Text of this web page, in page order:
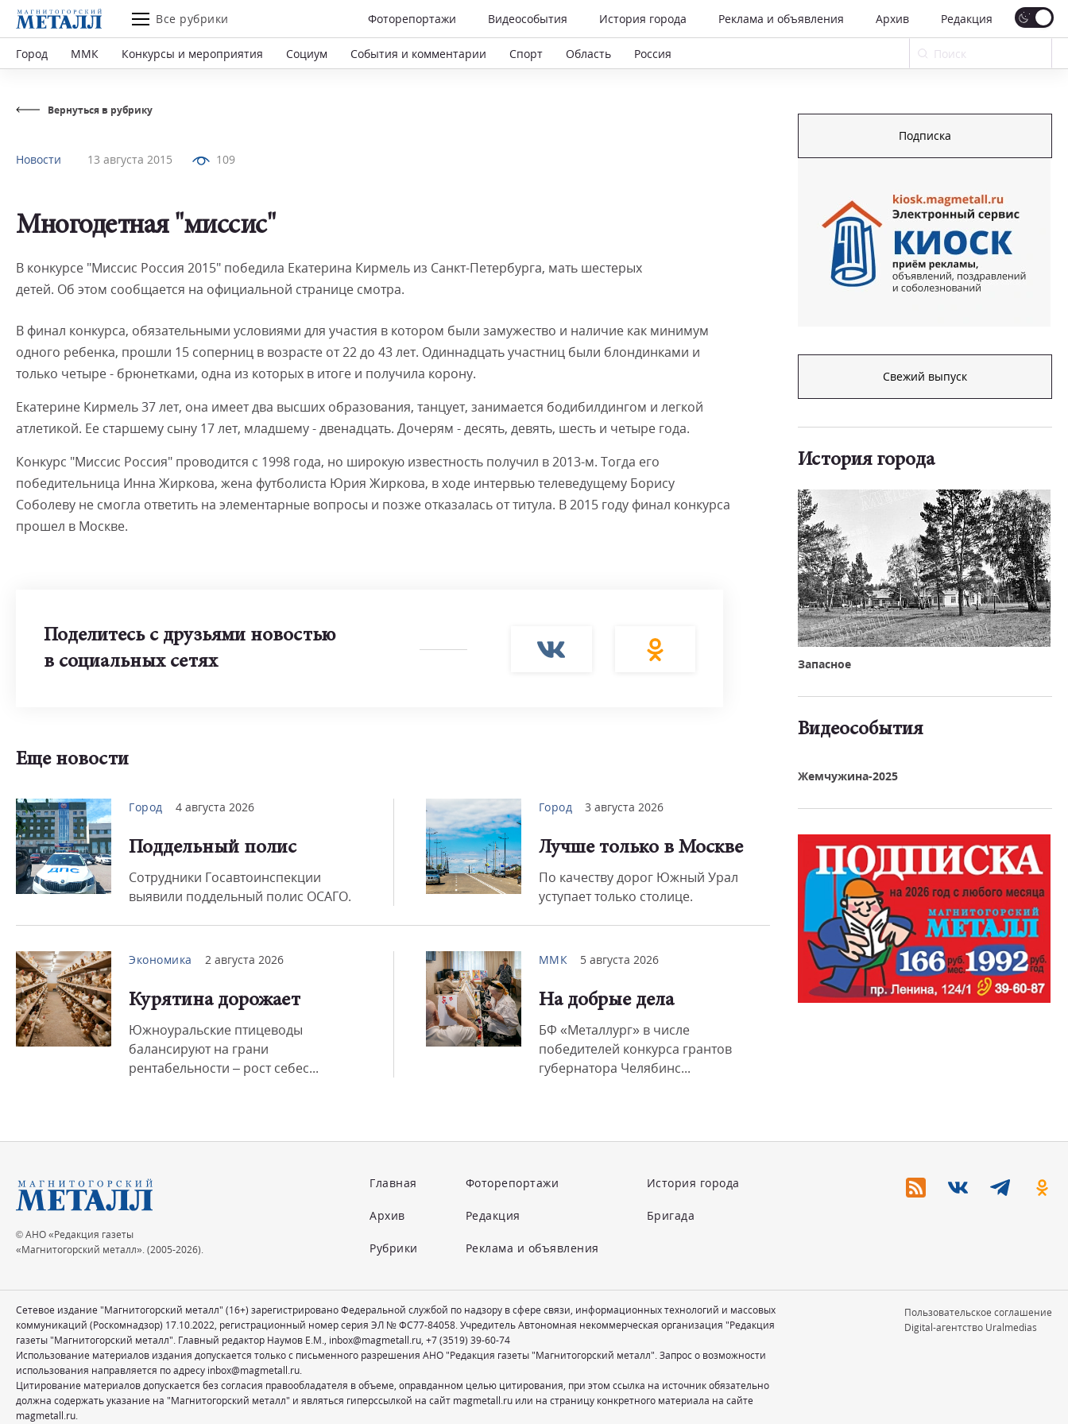
Все рубрики Фоторепортажи Видеособытия История города Реклама и объявления Архив Редакция
Город ММК Конкурсы и мероприятия Социум События и комментарии Спорт Область Россия
Вернуться в рубрику
Новости 13 августа 2015 109
Многодетная "миссис"
В конкурсе "Миссис Россия 2015" победила Екатерина Кирмель из Санкт-Петербурга, мать шестерых
детей. Об этом сообщается на официальной странице смотра.
В финал конкурса, обязательными условиями для участия в котором были замужество и наличие как минимум
одного ребенка, прошли 15 соперниц в возрасте от 22 до 43 лет. Одиннадцать участниц были блондинками и
только четыре - брюнетками, одна из которых в итоге и получила корону.
Екатерине Кирмель 37 лет, она имеет два высших образования, танцует, занимается бодибилдингом и легкой
атлетикой. Ее старшему сыну 17 лет, младшему - двенадцать. Дочерям - десять, девять, шесть и четыре года.
Конкурс "Миссис Россия" проводится с 1998 года, но широкую известность получил в 2013-м. Тогда его
победительница Инна Жиркова, жена футболиста Юрия Жиркова, в ходе интервью телеведущему Борису
Соболеву не смогла ответить на элементарные вопросы и позже отказалась от титула. В 2015 году финал конкурса
прошел в Москве.
Поделитесь с друзьями новостью
в социальных сетях
Еще новости
Город 4 августа 2026
Поддельный полис
Сотрудники Госавтоинспекции
выявили поддельный полис ОСАГО.
Город 3 августа 2026
Лучше только в Москве
По качеству дорог Южный Урал
уступает только столице.
Экономика 2 августа 2026
Курятина дорожает
Южноуральские птицеводы
балансируют на грани
рентабельности – рост себес...
ММК 5 августа 2026
На добрые дела
БФ «Металлург» в числе
победителей конкурса грантов
губернатора Челябинс...
Подписка
Свежий выпуск
История города
Запасное
Видеособытия
Жемчужина-2025
© АНО «Редакция газеты
«Магнитогорский металл». (2005-2026).
Главная
Архив
Рубрики
Фоторепортажи
Редакция
Реклама и объявления
История города
Бригада
Сетевое издание "Магнитогорский металл" (16+) зарегистрировано Федеральной службой по надзору в сфере связи, информационных технологий и массовых
коммуникаций (Роскомнадзор) 17.10.2022, регистрационный номер серия ЭЛ № ФС77-84058. Учредитель Автономная некоммерческая организация "Редакция
газеты "Магнитогорский металл". Главный редактор Наумов Е.М., inbox@magmetall.ru, +7 (3519) 39-60-74
Использование материалов издания допускается только с письменного разрешения АНО "Редакция газеты "Магнитогорский металл". Запрос о возможности
использования направляется по адресу inbox@magmetall.ru.
Цитирование материалов допускается без согласия правообладателя в объеме, оправданном целью цитирования, при этом ссылка на источник обязательно
должна содержать указание на "Магнитогорский металл" и являться гиперссылкой на сайт magmetall.ru или на страницу конкретного материала на сайте
magmetall.ru.
Пользовательское соглашение
Digital-агентство Uralmedias